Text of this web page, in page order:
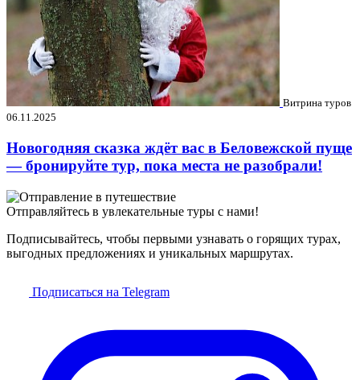
Витрина туров
06.11.2025
Новогодняя сказка ждёт вас в Беловежской пуще
— бронируйте тур, пока места не разобрали!
Отправляйтесь в увлекательные туры с нами!
Подписывайтесь, чтобы первыми узнавать о горящих турах,
выгодных предложениях и уникальных маршрутах.
Подписаться на Telegram